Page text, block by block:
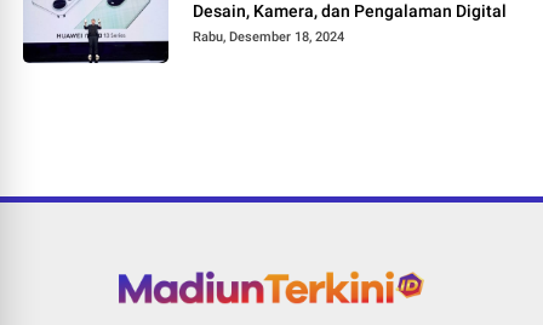
Desain, Kamera, dan Pengalaman Digital
Rabu, Desember 18, 2024